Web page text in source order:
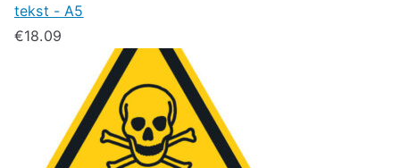
tekst - A5
€18.09